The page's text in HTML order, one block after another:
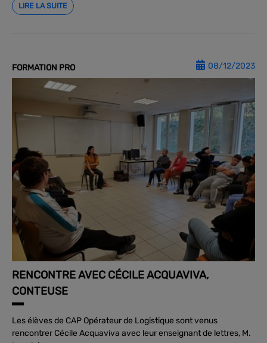
LIRE LA SUITE
FORMATION PRO 08/12/2023
RENCONTRE AVEC CÉCILE ACQUAVIVA,
CONTEUSE
Les élèves de CAP Opérateur de Logistique sont venus
rencontrer Cécile Acquaviva avec leur enseignant de lettres, M.